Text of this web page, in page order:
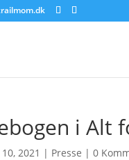
i Alt
2021 | Presse | 0